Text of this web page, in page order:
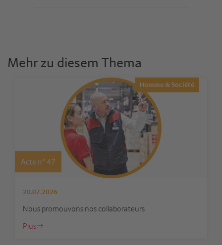
Mehr zu diesem Thema
Homme & Société
Acte n° 47
20.07.2026
Nous promouvons nos collaborateurs
Plus